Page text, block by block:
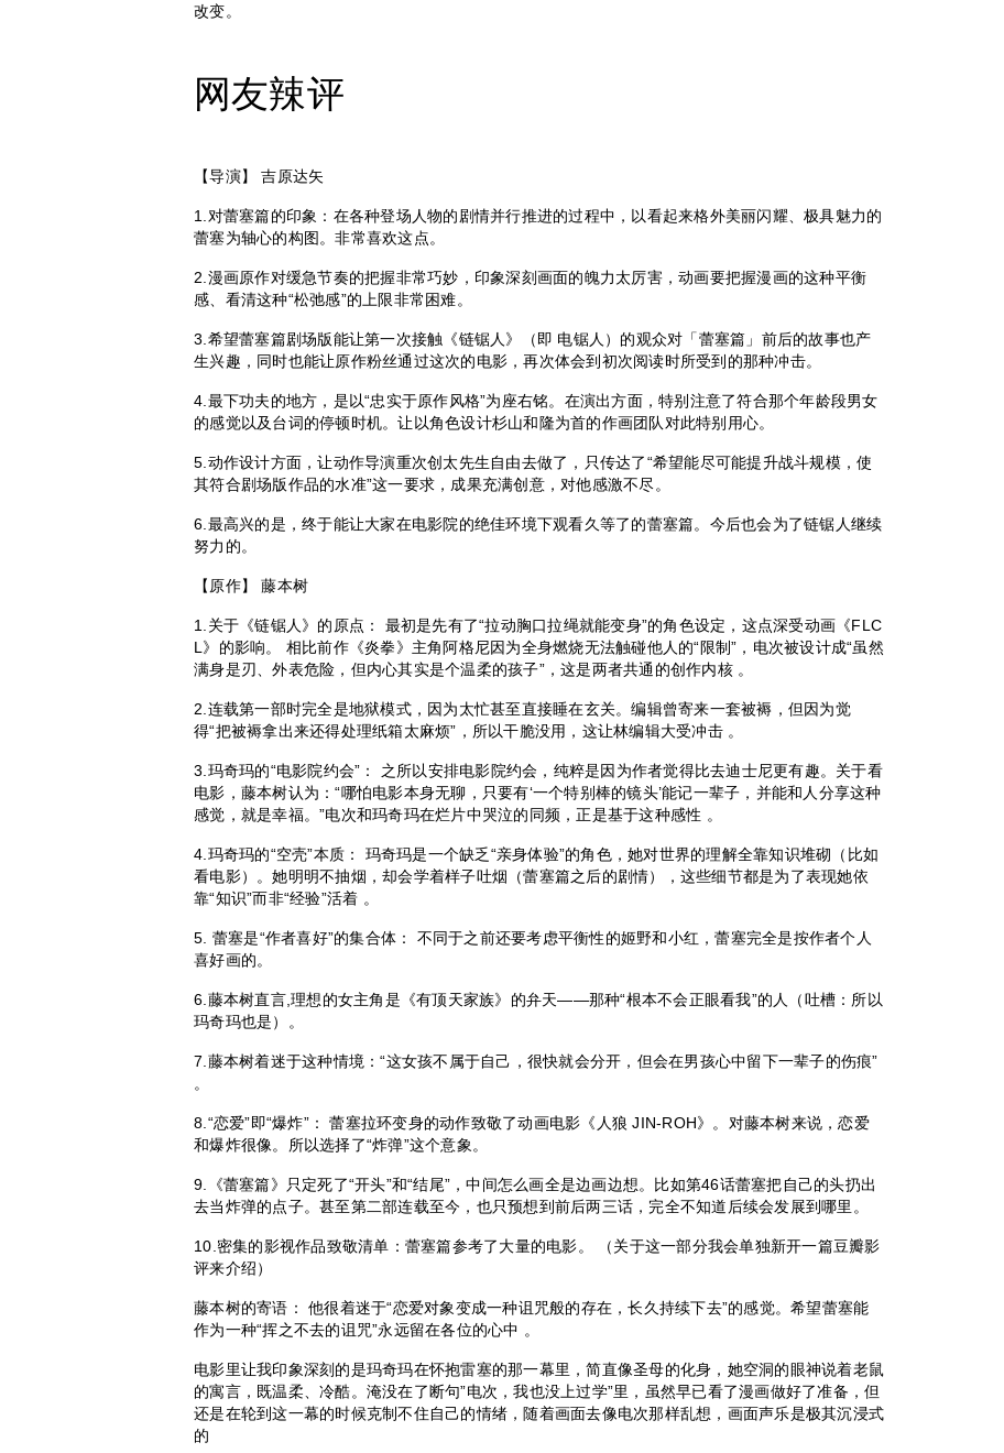
改变。
网友辣评
【导演】 吉原达矢
1.对蕾塞篇的印象：在各种登场人物的剧情并行推进的过程中，以看起来格外美丽闪耀、极具魅力的
蕾塞为轴心的构图。非常喜欢这点。
2.漫画原作对缓急节奏的把握非常巧妙，印象深刻画面的魄力太厉害，动画要把握漫画的这种平衡
感、看清这种“松弛感”的上限非常困难。
3.希望蕾塞篇剧场版能让第一次接触《链锯人》（即 电锯人）的观众对「蕾塞篇」前后的故事也产
生兴趣，同时也能让原作粉丝通过这次的电影，再次体会到初次阅读时所受到的那种冲击。
4.最下功夫的地方，是以“忠实于原作风格”为座右铭。在演出方面，特别注意了符合那个年龄段男女
的感觉以及台词的停顿时机。让以角色设计杉山和隆为首的作画团队对此特别用心。
5.动作设计方面，让动作导演重次创太先生自由去做了，只传达了“希望能尽可能提升战斗规模，使
其符合剧场版作品的水准”这一要求，成果充满创意，对他感激不尽。
6.最高兴的是，终于能让大家在电影院的绝佳环境下观看久等了的蕾塞篇。今后也会为了链锯人继续
努力的。
【原作】 藤本树
1.关于《链锯人》的原点： 最初是先有了“拉动胸口拉绳就能变身”的角色设定，这点深受动画《FLC
L》的影响。 相比前作《炎拳》主角阿格尼因为全身燃烧无法触碰他人的“限制”，电次被设计成“虽然
满身是刃、外表危险，但内心其实是个温柔的孩子”，这是两者共通的创作内核 。
2.连载第一部时完全是地狱模式，因为太忙甚至直接睡在玄关。编辑曾寄来一套被褥，但因为觉
得“把被褥拿出来还得处理纸箱太麻烦”，所以干脆没用，这让林编辑大受冲击 。
3.玛奇玛的“电影院约会”： 之所以安排电影院约会，纯粹是因为作者觉得比去迪士尼更有趣。关于看
电影，藤本树认为：“哪怕电影本身无聊，只要有‘一个特别棒的镜头’能记一辈子，并能和人分享这种
感觉，就是幸福。”电次和玛奇玛在烂片中哭泣的同频，正是基于这种感性 。
4.玛奇玛的“空壳”本质： 玛奇玛是一个缺乏“亲身体验”的角色，她对世界的理解全靠知识堆砌（比如
看电影）。她明明不抽烟，却会学着样子吐烟（蕾塞篇之后的剧情），这些细节都是为了表现她依
靠“知识”而非“经验”活着 。
5. 蕾塞是“作者喜好”的集合体： 不同于之前还要考虑平衡性的姬野和小红，蕾塞完全是按作者个人
喜好画的。
6.藤本树直言,理想的女主角是《有顶天家族》的弁天——那种“根本不会正眼看我”的人（吐槽：所以
玛奇玛也是）。
7.藤本树着迷于这种情境：“这女孩不属于自己，很快就会分开，但会在男孩心中留下一辈子的伤痕”
。
8.“恋爱”即“爆炸”： 蕾塞拉环变身的动作致敬了动画电影《人狼 JIN-ROH》。对藤本树来说，恋爱
和爆炸很像。所以选择了“炸弹”这个意象。
9.《蕾塞篇》只定死了“开头”和“结尾”，中间怎么画全是边画边想。比如第46话蕾塞把自己的头扔出
去当炸弹的点子。甚至第二部连载至今，也只预想到前后两三话，完全不知道后续会发展到哪里。
10.密集的影视作品致敬清单：蕾塞篇参考了大量的电影。 （关于这一部分我会单独新开一篇豆瓣影
评来介绍）
藤本树的寄语： 他很着迷于“恋爱对象变成一种诅咒般的存在，长久持续下去”的感觉。希望蕾塞能
作为一种“挥之不去的诅咒”永远留在各位的心中 。
电影里让我印象深刻的是玛奇玛在怀抱雷塞的那一幕里，简直像圣母的化身，她空洞的眼神说着老鼠
的寓言，既温柔、冷酷。淹没在了断句”电次，我也没上过学”里，虽然早已看了漫画做好了准备，但
还是在轮到这一幕的时候克制不住自己的情绪，随着画面去像电次那样乱想，画面声乐是极其沉浸式
的